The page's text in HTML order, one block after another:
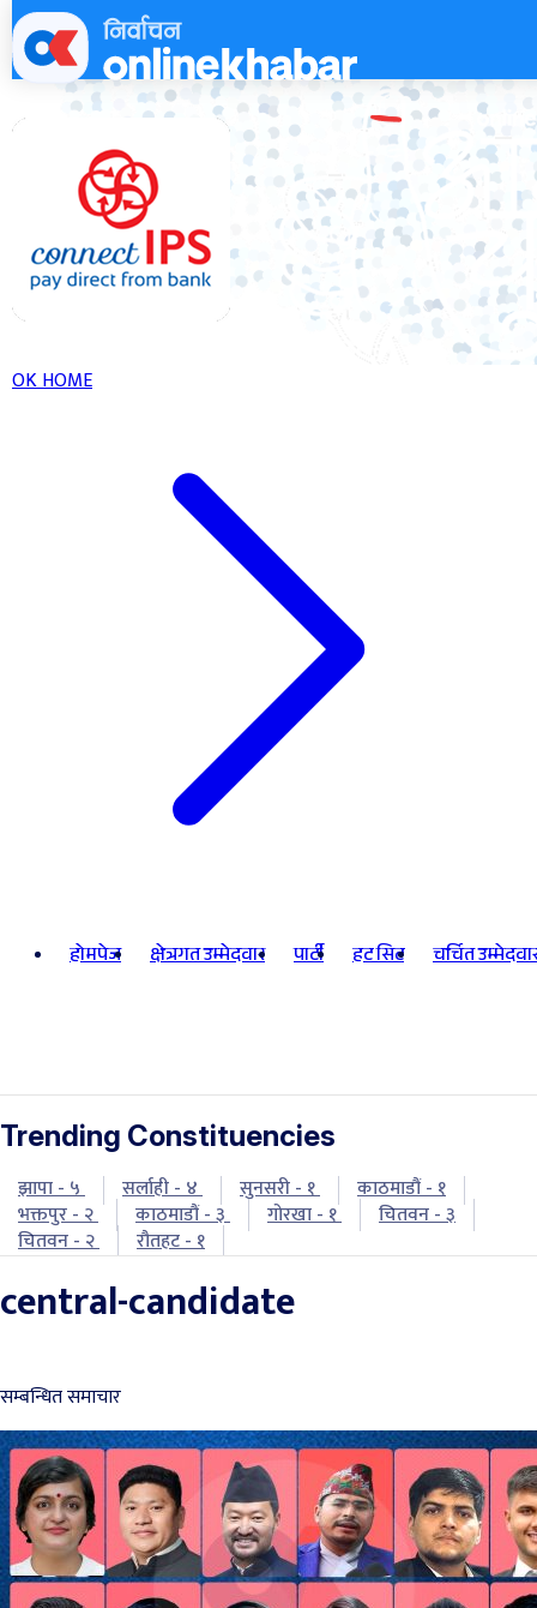
Skip
to
content
OK HOME
होमपेज क्षेत्रगत उम्मेदवार पार्टी हट सिट चर्चित
Trending Constituencies
झापा - ५ सर्लाही - ४ सुनसरी - १
काठमाडौं - १
भक्तपुर - २
काठमाडौं - ३ गोरखा - १
चितवन - ३
चितवन - २
रौतहट - १
central-candidate
सम्बन्धित समाचार